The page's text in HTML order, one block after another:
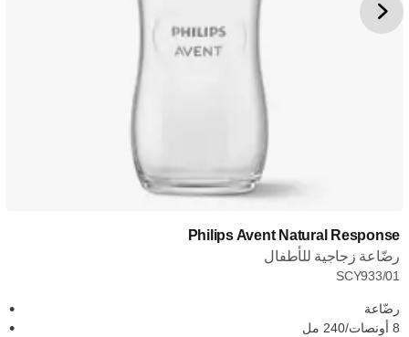
Philips Avent Natural Response
رضّاعة زجاجية للأطفال
SCY933/01
رضّاعة
8 أونصات/240 مل